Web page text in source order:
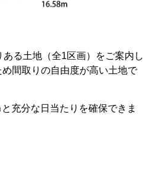
る土地（全1区画）をご案内し
間取りの自由度が高い土地で
充分な日当たりを確保できま